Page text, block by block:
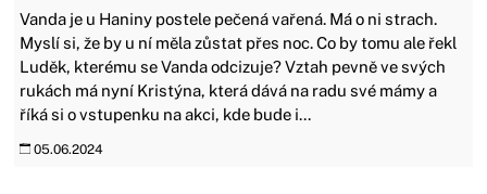
Vanda je u Haniny postele pečená vařená. Má o ni strach.
Myslí si, že by u ní měla zůstat přes noc. Co by tomu ale řekl
Luděk, kterému se Vanda odcizuje? Vztah pevně ve svých
rukách má nyní Kristýna, která dává na radu své mámy a
říká si o vstupenku na akci, kde bude i...
05.06.2024